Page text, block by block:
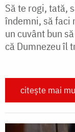
Să te rogi, tată,
îndemni, să faci
un cuvânt bun
că Dumnezeu îl
citește mai